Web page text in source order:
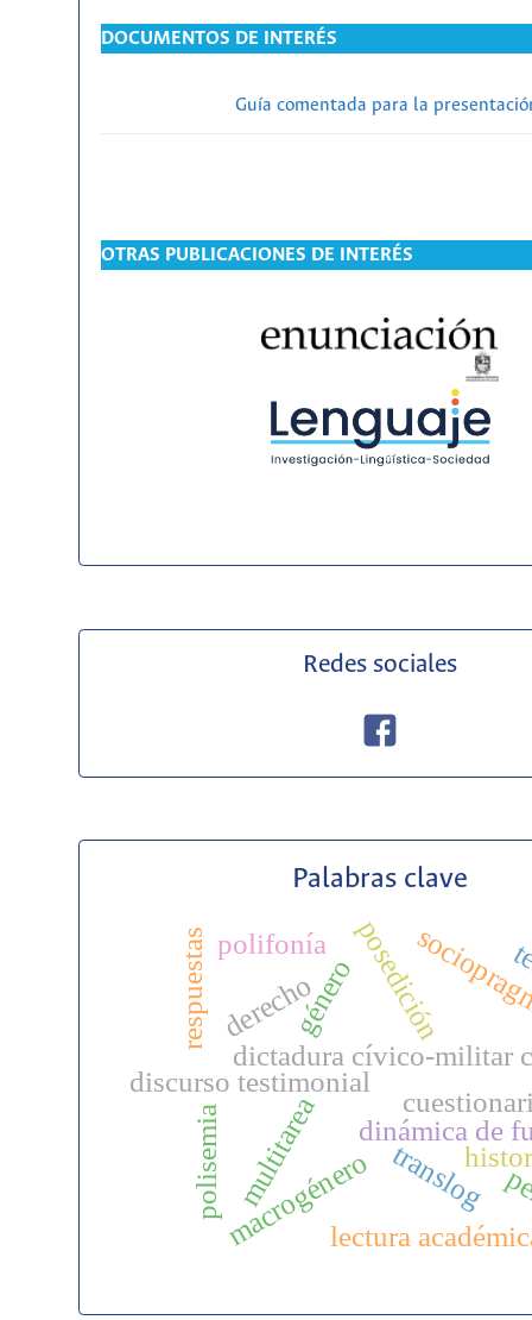
DOCUMENTOS DE INTERÉS
Guía comentada para la
OTRAS PUBLICACIONES DE INTERÉS
Redes sociales
Palabras clave
dinámica de
discurso testimonial
dictadura cívico-militar
posedición
translog
derechogénero
macrogénero
respuestas
multitarea
lectura
polisemia
polifonía